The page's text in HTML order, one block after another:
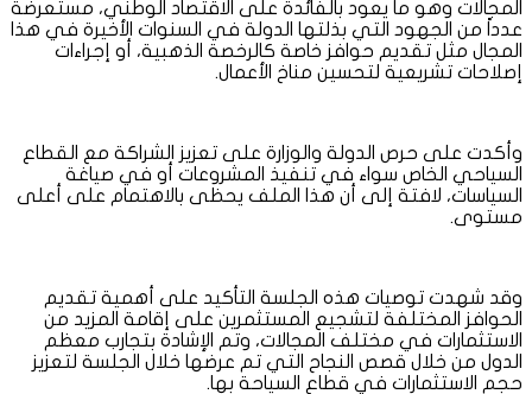
المجالات وهو ما يعود بالفائدة على الاقتصاد الوطني، مستعرضة
عدداً من الجهود التي بذلتها الدولة في السنوات الأخيرة في هذا
المجال مثل تقديم حوافز خاصة كالرخصة الذهبية، أو إجراءات
إصلاحات تشريعية لتحسين مناخ الأعمال.
وأكدت على حرص الدولة والوزارة على تعزيز الشراكة مع القطاع
السياحي الخاص سواء في تنفيذ المشروعات أو في صياغة
السياسات، لافتة إلى أن هذا الملف يحظى بالاهتمام على أعلى
مستوى.
وقد شهدت توصيات هذه الجلسة التأكيد على أهمية تقديم
الحوافز المختلفة لتشجيع المستثمرين على إقامة المزيد من
الاستثمارات في مختلف المجالات، وتم الإشادة بتجارب معظم
الدول من خلال قصص النجاح التي تم عرضها خلال الجلسة لتعزيز
حجم الاستثمارات في قطاع السياحة بها.